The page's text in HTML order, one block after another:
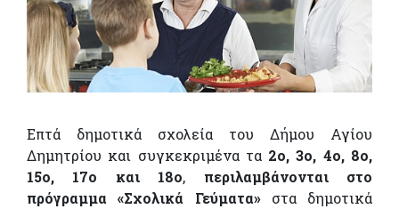
Επτά δημοτικά σχολεία του Δήμου Αγίου
Δημητρίου και συγκεκριμένα τα 2ο, 3ο, 4ο, 8ο,
15ο, 17ο και 18ο, περιλαμβάνονται στο
πρόγραμμα «Σχολικά Γεύματα»στα δημοτικά